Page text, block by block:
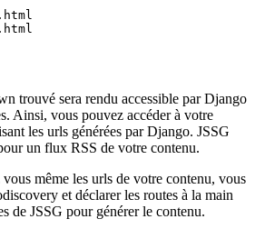
trouvé sera rendu accessible par Django
Ainsi, vous pouvez accéder à votre
les urls générées par Django. JSSG
un flux RSS de votre contenu.
même les urls de votre contenu, vous
et déclarer les routes à la main
de JSSG pour générer le contenu.